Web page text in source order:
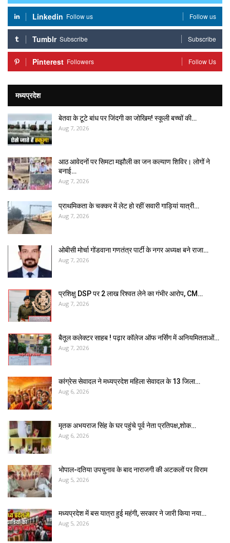
Linkedin Follow us Follow us
Tumblr Subscribe Subscribe
Pinterest Followers Follow Us
मध्यप्रदेश
बेतवा के टूटे बांध पर जिंदगी का जोखिम! स्कूली बच्चों की…
Aug 7, 2026
आठ आवेदनों पर सिमटा मझौली का जन कल्याण शिविर। लोगों ने
बनाई…
Aug 7, 2026
प्राथमिकता के चक्कर में लेट हो रहीं सवारी गाड़ियां यात्री…
Aug 7, 2026
ओबीसी मोर्चा गोंडवाना गणतंत्र पार्टी के नगर अध्यक्ष बने राजा…
Aug 7, 2026
प्रशिक्षु DSP पर ₹2 लाख रिश्वत लेने का गंभीर आरोप, CM…
Aug 7, 2026
बैतूल कलेक्टर साहब ! पढ़ार कॉलेज ऑफ नर्सिंग में अनियमितताओं…
Aug 7, 2026
कांग्रेस सेवादल ने मध्यप्रदेश महिला सेवादल के 13 जिला…
Aug 6, 2026
मृतक अभयराज सिंह के घर पहुंचे पूर्व नेता प्रतिपक्ष,शोक…
Aug 6, 2026
भोपाल-दतिया उपचुनाव के बाद नाराजगी की अटकलों पर विराम
Aug 5, 2026
मध्यप्रदेश में बस यात्रा हुई महंगी, सरकार ने जारी किया नया…
Aug 5, 2026